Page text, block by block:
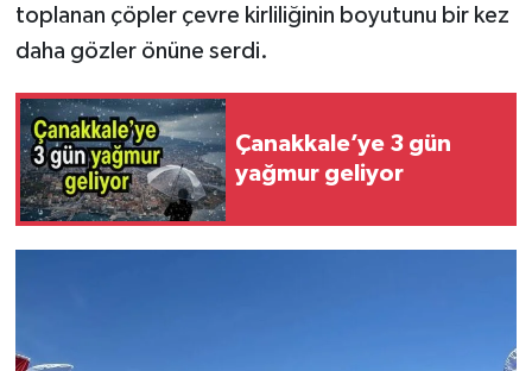
toplanan çöpler çevre kirliliğinin boyutunu bir kez
daha gözler önüne serdi.
Çanakkale’ye 3 gün
yağmur geliyor